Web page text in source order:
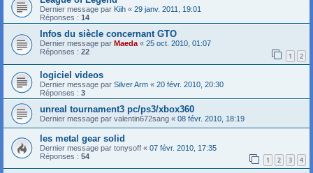
Dernier message par Kiih « 29 janv. 2011, 19:01
Réponses : 14
Infos du siècle concernant GTO
Dernier message par Maeda « 25 oct. 2010, 01:07
Réponses : 22 1 2
logiciel videos
Dernier message par Silver Arm « 20 févr. 2010, 20:30
Réponses : 3
unreal tournament3 pc/ps3/xbox360
Dernier message par valentin672sang « 08 févr. 2010, 18:19
les metal gear solid
Dernier message par tonysoff « 07 févr. 2010, 17:35
Réponses : 54 1 2 3 4